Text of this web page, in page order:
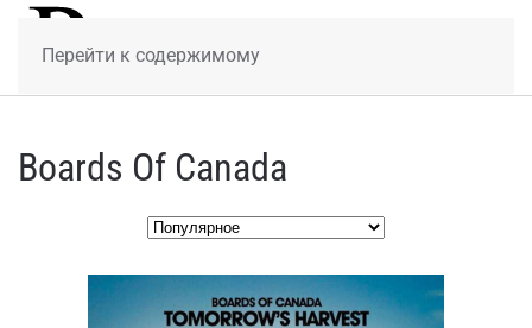
Перейти к содержимому
Boards Of Canada